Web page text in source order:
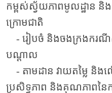
កម្ពស់ស្វ័យភាពមូលដ្ឋាន និងក
ក្រោមជាតិ
- រៀបចំ និងចងក្រងករណីសិ
បណ្តាល
- តាមដាន វាយតម្លៃ និង
ប្រសិទ្ធភាព និងគុណភាពនៃ